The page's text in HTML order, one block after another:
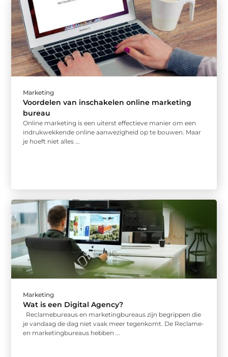
Marketing
Voordelen van inschakelen online marketing
bureau
Online marketing is een uiterst effectieve manier om een
indrukwekkende online aanwezigheid op te bouwen. Maar
je hoeft niet alles ...
Marketing
Wat is een Digital Agency?
Reclamebureaus en marketingbureaus zijn begrippen die
je vandaag de dag niet vaak meer tegenkomt. De Reclame-
en marketingbureaus hebben ...